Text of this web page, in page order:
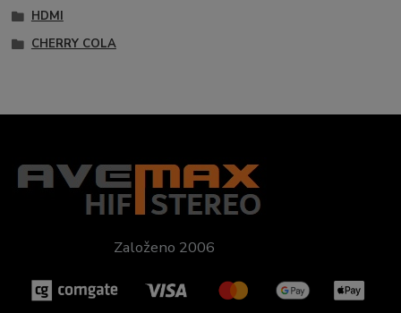
HDMI
CHERRY COLA
Založeno 2006